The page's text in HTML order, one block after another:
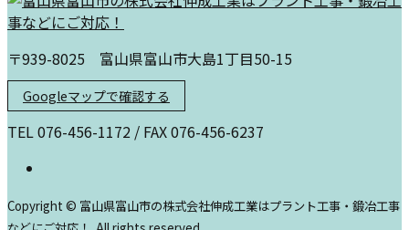
〒939-8025 富山県富山市大島1丁目50-15
Googleマップで確認する
TEL 076-456-1172 / FAX 076-456-6237
Copyright © 富山県富山市の株式会社伸成工業はプラント工事・鍛冶工事